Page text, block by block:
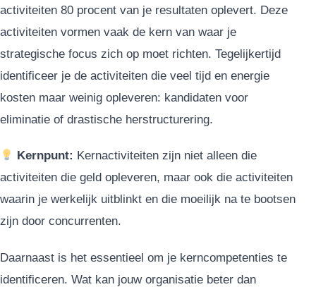
activiteiten 80 procent van je resultaten oplevert. Deze
activiteiten vormen vaak de kern van waar je
strategische focus zich op moet richten. Tegelijkertijd
identificeer je de activiteiten die veel tijd en energie
kosten maar weinig opleveren: kandidaten voor
eliminatie of drastische herstructurering.
Kernpunt: Kernactiviteiten zijn niet alleen die
activiteiten die geld opleveren, maar ook die activiteiten
waarin je werkelijk uitblinkt en die moeilijk na te bootsen
zijn door concurrenten.
Daarnaast is het essentieel om je kerncompetenties te
identificeren. Wat kan jouw organisatie beter dan